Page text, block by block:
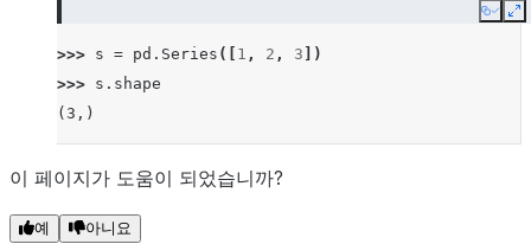
Copy
>>> s = pd . Series ([ 1 , 2 , 3 ])
>>> s . shape
(3,)
이 페이지가 도움이 되었습니까?
예 아니요